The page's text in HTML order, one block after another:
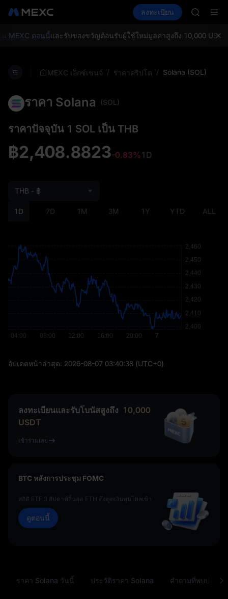
สปอต ฟิวเจอร์ส SPCX
ลงทะเบียน
SPCX
HFT
MEXC ตอนนี้และรับของขวัญต้อนรับผู้ใช้ใหม่มูลค่าสูงถึง 10,000 USDT!
MEXC เอ็กซ์เชนจ์ / ราคาคริปโต / Solana (SOL)
ราคา Solana (SOL)
ราคาปัจจุบัน 1 SOL เป็น THB
฿2,408.8823-0.83%1D
1D 7D 1M 3M 1Y YTD ALL
THB - ฿
อัปเดตหน้าล่าสุด: 2026-08-07 03:40:38 (UTC+0)
ลงทะเบียนและรับโบนัสสูงถึง 10,000
USDT
เข้าร่วมเลย
BTC หลังการประชุม FOMC
สถิติ ETF 3 สัปดาห์สิ้นสุด ETH ดึงดูดเงินทุนไหลเข้า
ดูตอนนี้
ราคา Solana วันนี้ ประวัติราคา Solana คำถามที่พบบ่อย